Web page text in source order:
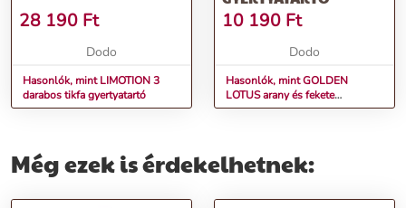
28 190 Ft
Dodo
Hasonlók, mint LIMOTION 3
darabos tikfa gyertyatartó
10 190 Ft
Dodo
Hasonlók, mint GOLDEN
LOTUS arany és fekete
műgyanta gyertyatartó
Még ezek is érdekelhetnek: